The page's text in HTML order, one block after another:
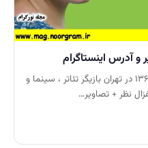
و آدرس اینستاگرام
غزال نظر غزال نظر متولد اردیبهشت ۱۳۶۶ در تهران بازیگر تئاتر ، سینما و
نظر + تصاویر…